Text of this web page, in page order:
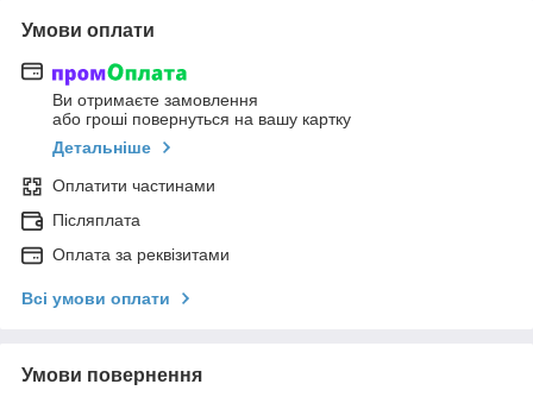
Умови оплати
Ви отримаєте замовлення
або гроші повернуться на вашу картку
Детальніше
Оплатити частинами
Післяплата
Оплата за реквізитами
Всі умови оплати
Умови повернення